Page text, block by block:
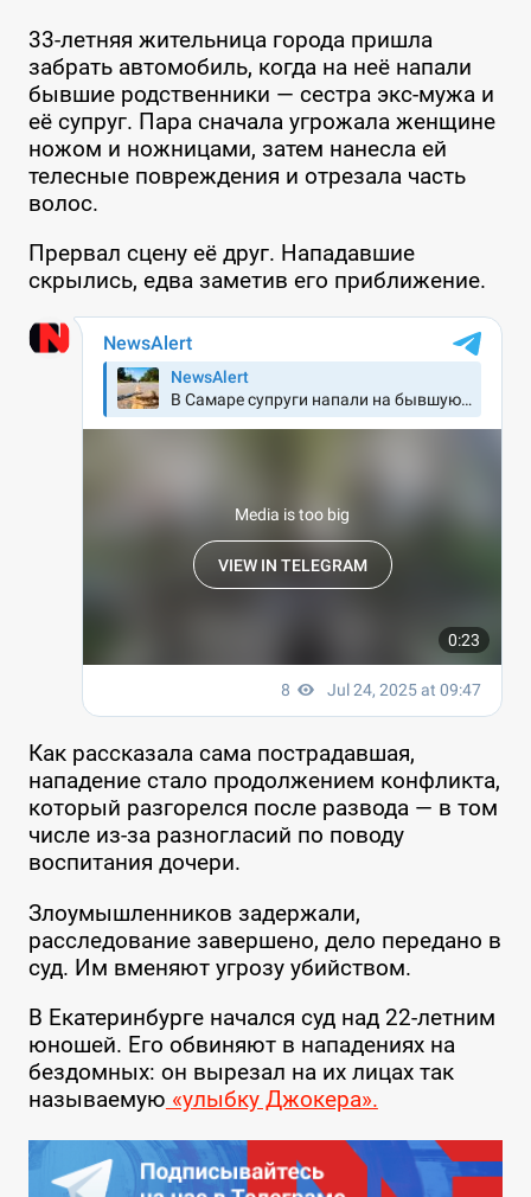
33-летняя жительница города пришла
забрать автомобиль, когда на неё напали
бывшие родственники — сестра экс-мужа и
её супруг. Пара сначала угрожала женщине
ножом и ножницами, затем нанесла ей
телесные повреждения и отрезала часть
волос.
Прервал сцену её друг. Нападавшие
скрылись, едва заметив его приближение.
Как рассказала сама пострадавшая,
нападение стало продолжением конфликта,
который разгорелся после развода — в том
числе из-за разногласий по поводу
воспитания дочери.
Злоумышленников задержали,
расследование завершено, дело передано в
суд. Им вменяют угрозу убийством.
В Екатеринбурге начался суд над 22-летним
юношей. Его обвиняют в нападениях на
бездомных: он вырезал на их лицах так
называемую «улыбку Джокера».